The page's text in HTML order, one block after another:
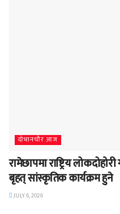
दाेभानचाैर आज
रामेछापमा राष्ट्रिय
बृहत् सांस्कृतिक कार्यक्रम हुने
JULY 6, 2026